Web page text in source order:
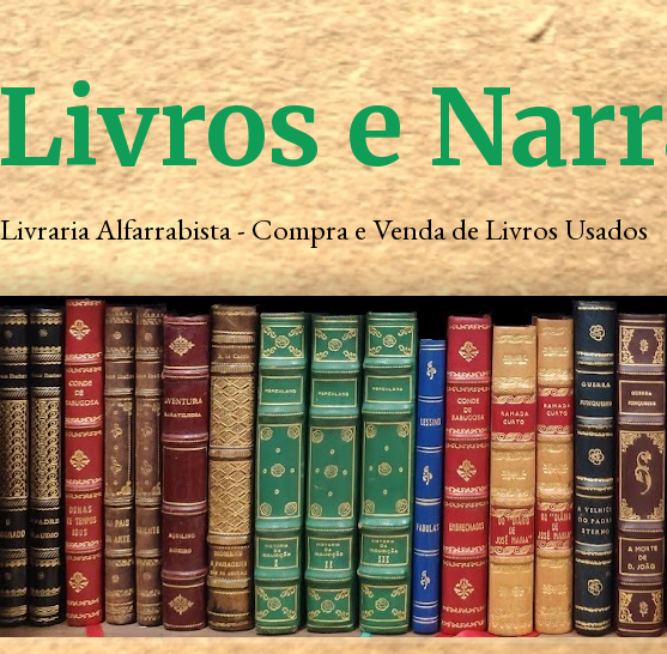
e
Livraria Alfarrabista - Compra e Venda de Livros Usados